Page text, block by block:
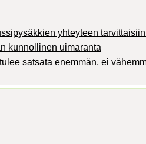
yhteyteen
kunnollinen uimaranta
satsata enemmän, ei